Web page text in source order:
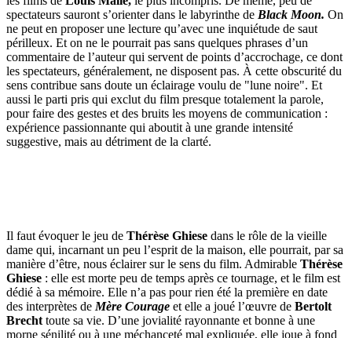
spectateurs sauront s’orienter dans le labyrinthe de Black Moon. On
ne peut en proposer une lecture qu’avec une inquiétude de saut
périlleux. Et on ne le pourrait pas sans quelques phrases d’un
commentaire de l’auteur qui servent de points d’accrochage, ce dont
les spectateurs, généralement, ne disposent pas. À cette obscurité du
sens contribue sans doute un éclairage voulu de "lune noire". Et
aussi le parti pris qui exclut du film presque totalement la parole,
pour faire des gestes et des bruits les moyens de communication :
expérience passionnante qui aboutit à une grande intensité
suggestive, mais au détriment de la clarté.
Il faut évoquer le jeu de Thérèse Ghiese dans le rôle de la vieille
dame qui, incarnant un peu l’esprit de la maison, elle pourrait, par sa
manière d’être, nous éclairer sur le sens du film. Admirable Thérèse
Ghiese : elle est morte peu de temps après ce tournage, et le film est
dédié à sa mémoire. Elle n’a pas pour rien été la première en date
des interprètes de Mère Courage et elle a joué l’œuvre de Bertolt
Brecht toute sa vie. D’une jovialité rayonnante et bonne à une
morne sénilité ou à une méchanceté mal expliquée, elle joue à fond